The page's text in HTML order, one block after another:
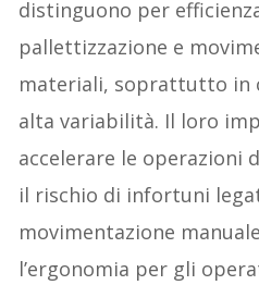
distinguono per
pallettizzazione e
materiali, soprattutto in
alta variabilità. Il loro
accelerare le operazioni
il rischio di infortuni
movimentazione
l’ergonomia per gli